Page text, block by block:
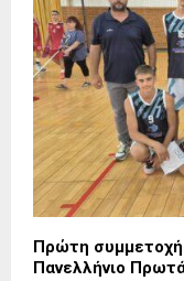
Πρώτη
Πανελλήνιο